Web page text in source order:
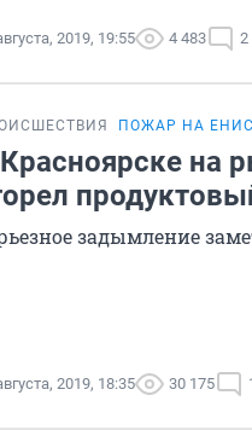
2019, 19:55 4 483 2
ПОЖАР НА
на
задымление
2019, 18:35 30 175